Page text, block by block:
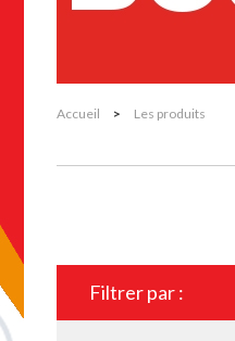
Accueil > Les produits
Filtrer par :